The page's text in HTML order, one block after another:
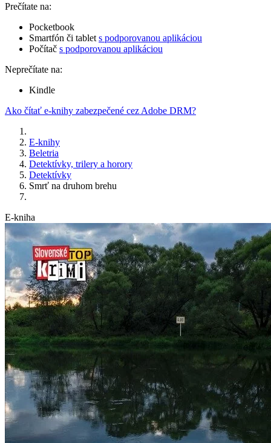
Prečítate na:
Pocketbook
Smartfón či tablet s podporovanou aplikáciou
Počítač s podporovanou aplikáciou
Neprečítate na:
Kindle
Ako čítať e-knihy zabezpečené cez Adobe DRM?
E-knihy
Beletria
Detektívky, trilery a horory
Detektívky
Smrť na druhom brehu
E-kniha